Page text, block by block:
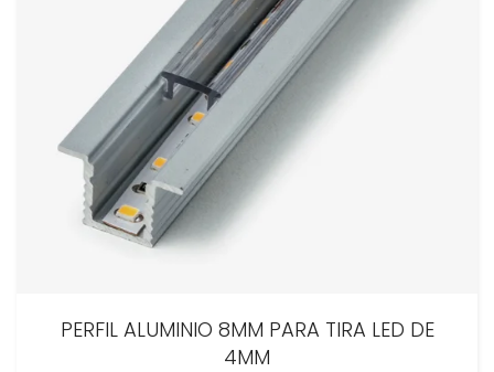
PERFIL ALUMINIO 8MM PARA TIRA LED DE
4MM